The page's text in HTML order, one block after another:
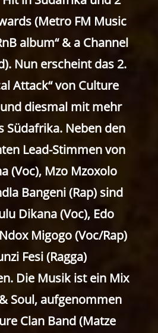
(Metro FM Music
album“ & a Channel
Nun erscheint das 2.
Attack“ von Culture
und diesmal mit mehr
Südafrika. Neben den
Lead-Stimmen von
(Voc), Mzo Mzoxolo
Bangeni (Rap) sind
Dikana (Voc), Edo
Migogo (Voc/Rap)
Fesi (Ragga)
Die Musik ist ein Mix
Soul, aufgenommen
Clan Band (Matze